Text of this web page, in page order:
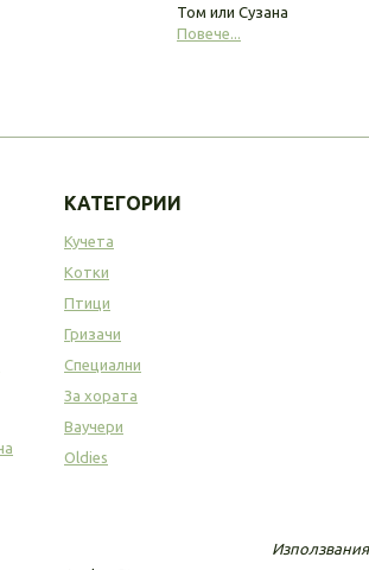
Том или Сузана
Повече...
КАТЕГОРИИ
Кучета
Котки
Птици
Гризачи
Специални
За хората
Ваучери
Oldies